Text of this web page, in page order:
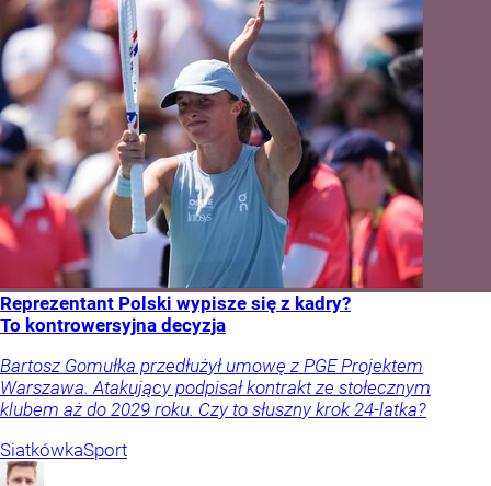
Reprezentant Polski wypisze się z kadry?
To kontrowersyjna decyzja
Bartosz Gomułka przedłużył umowę z PGE Projektem
Warszawa. Atakujący podpisał kontrakt ze stołecznym
klubem aż do 2029 roku. Czy to słuszny krok 24-latka?
SiatkówkaSport